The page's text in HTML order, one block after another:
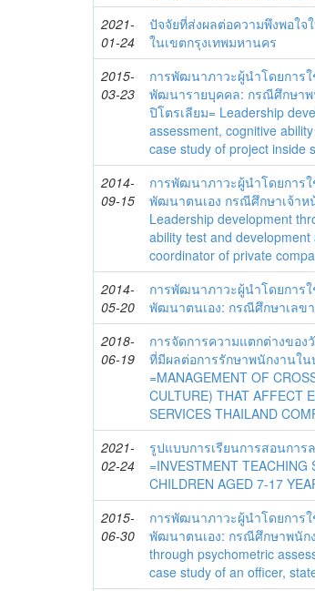
2021-
01-24
ปัจจัยที่ส่งผลต่อความพึงพอใ
ในเขตกรุงเทพมหานคร
2015-
03-23
การพัฒนาภาวะผู้นำโดยการ
พัฒนารายบุคคล: กรณีศึกษา
ปิโตรเลียม= Leadership
assessment, cognitive
case study of project inside
2014-
09-15
การพัฒนาภาวะผู้นำโดยการ
พัฒนาตนเอง กรณีศึกษาเจ้า
Leadership development
ability test and
coordinator of private
2014-
05-20
การพัฒนาภาวะผู้นำโดยการ
พัฒนาตนเอง: กรณีศึกษาเลข
2018-
06-19
การจัดการความแตกต่างขอ
ที่มีผลต่อการรักษาพนักงานใน
=MANAGEMENT OF
CULTURE) THAT AFFECT
SERVICES THAILAND
2021-
02-24
รูปแบบการเรียนการสอนการ
=INVESTMENT TEACHING
CHILDREN AGED 7-17
2015-
06-30
การพัฒนาภาวะผู้นำโดยการ
พัฒนาตนเอง: กรณีศึกษาพนัก
through psychometric
case study of an officer,